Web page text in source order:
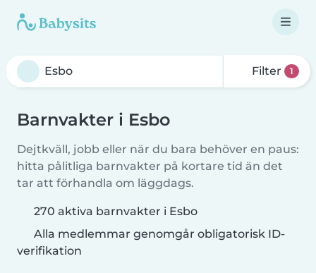
Filter 1
Barnvakter i Esbo
Dejtkväll, jobb eller när du bara behöver en paus:
hitta pålitliga barnvakter på kortare tid än det
tar att förhandla om läggdags.
270 aktiva barnvakter i Esbo
Alla medlemmar genomgår obligatorisk ID-
verifikation